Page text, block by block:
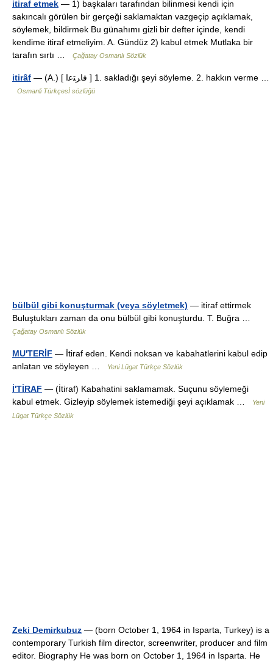
itiraf etmek — 1) başkaları tarafından bilinmesi kendi için
sakıncalı görülen bir gerçeği saklamaktan vazgeçip açıklamak,
söylemek, bildirmek Bu günahımı gizli bir defter içinde, kendi
kendime itiraf etmeliyim. A. Gündüz 2) kabul etmek Mutlaka bir
tarafın sırtı …
Çağatay Osmanlı Sözlük
itirâf — (A.) [ فاﺮﺘﻋا ] 1. sakladığı şeyi söyleme. 2. hakkın verme …
Osmanli Türkçesİ sözlüğü
bülbül gibi konuşturmak (veya söyletmek) — itiraf ettirmek
Buluştukları zaman da onu bülbül gibi konuşturdu. T. Buğra …
Çağatay Osmanlı Sözlük
MU'TERİF — İtiraf eden. Kendi noksan ve kabahatlerini kabul edip
anlatan ve söyleyen …
Yeni Lügat Türkçe Sözlük
İ'TİRAF — (İtiraf) Kabahatini saklamamak. Suçunu söylemeği
kabul etmek. Gizleyip söylemek istemediği şeyi açıklamak …
Yeni
Lügat Türkçe Sözlük
Zeki Demirkubuz — (born October 1, 1964 in Isparta, Turkey) is a
contemporary Turkish film director, screenwriter, producer and film
editor. Biography He was born on October 1, 1964 in Isparta. He